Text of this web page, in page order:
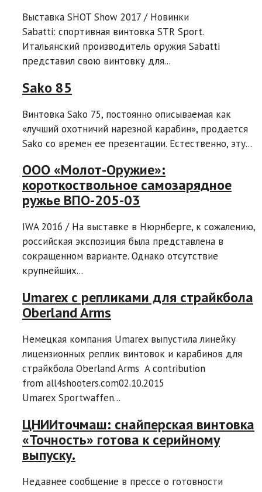
Выставка SHOT Show 2017 / Новинки
Sabatti: спортивная винтовка STR Sport.
Итальянский производитель оружия Sabatti
представил свою винтовку для...
Sako 85
Винтовка Sako 75, постоянно описываемая как
«лучший охотничий нарезной карабин», продается
Sako со времен ее презентации. Естественно, эту...
ООО «Молот-Оружие»:
короткоствольное самозарядное
ружье ВПО-205-03
IWA 2016 / На выставке в Нюрнберге, к сожалению,
российская экспозиция была представлена в
сокращенном варианте. Однако отсутствие
крупнейших...
Umarex с репликами для страйкбола
Oberland Arms
Немецкая компания Umarex выпустила линейку
лицензионных реплик винтовок и карабинов для
страйкбола Oberland Arms A contribution
from all4shooters.com02.10.2015
Umarex Sportwaffen...
ЦНИИточмаш: снайперская винтовка
«Точность» готова к серийному
выпуску.
Недавнее сообщение в прессе о готовности